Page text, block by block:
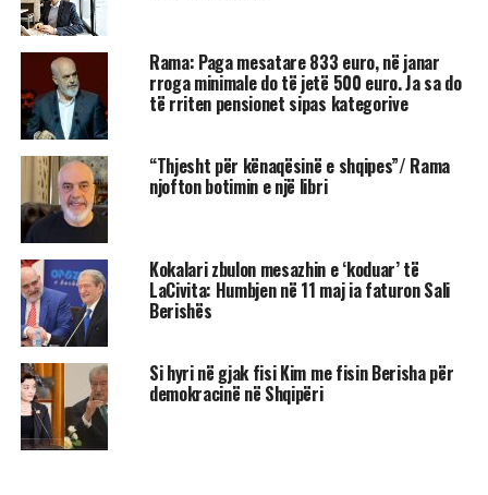
Rama: Paga mesatare 833 euro, në janar
rroga minimale do të jetë 500 euro. Ja sa do
të rriten pensionet sipas kategorive
“Thjesht për kënaqësinë e shqipes”/ Rama
njofton botimin e një libri
Kokalari zbulon mesazhin e ‘koduar’ të
LaCivita: Humbjen në 11 maj ia faturon Sali
Berishës
Si hyri në gjak fisi Kim me fisin Berisha për
demokracinë në Shqipëri